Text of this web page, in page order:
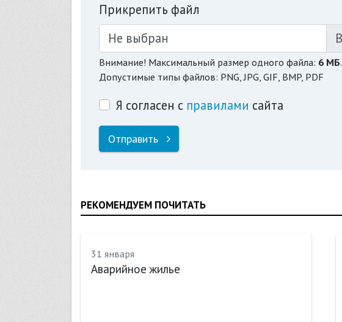
Прикрепить файл
Не выбран
Внимание! Максимальный размер одного файла: 6 МБ.
Допустимые типы файлов: PNG, JPG, GIF, BMP, PDF
Я согласен с правилами сайта
Отправить
РЕКОМЕНДУЕМ ПОЧИТАТЬ
31 января
Аварийное жилье